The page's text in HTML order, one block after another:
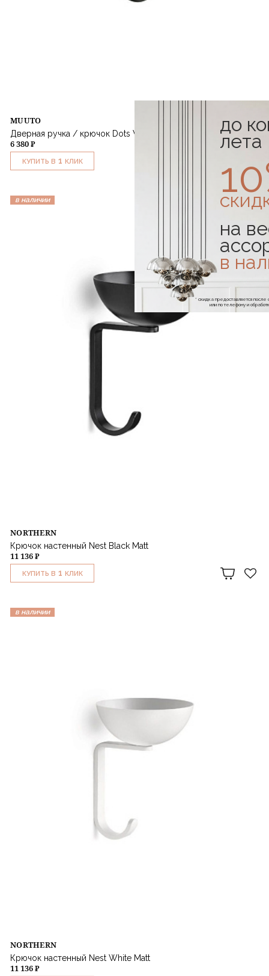
MUUTO
Дверная ручка / крючок Dots Wood Dusty Green 17 см
6 380 ₽
КУПИТЬ В 1 КЛИК
в наличии
NORTHERN
Крючок настенный Nest Black Matt
11 136 ₽
КУПИТЬ В 1 КЛИК
в наличии
NORTHERN
Крючок настенный Nest White Matt
11 136 ₽
до
лета
на
в
* скидка предоставляется
или по телефону и